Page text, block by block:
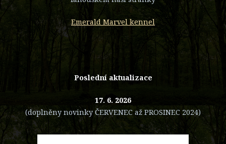
Emerald Marvel kennel
Poslední aktualizace
17. 6. 2026
(doplněny novinky ČERVENEC až PROSINEC 2024)